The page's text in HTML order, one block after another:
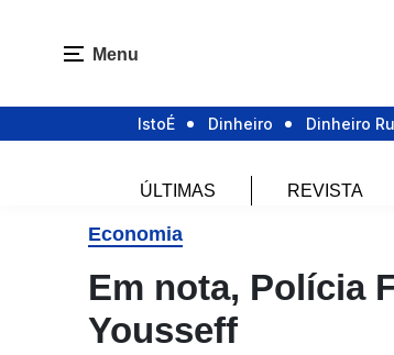
Menu
IstoÉ Dinheiro Dinheiro
ÚLTIMAS REVISTA
Economia
Em nota, Polícia
Yousseff